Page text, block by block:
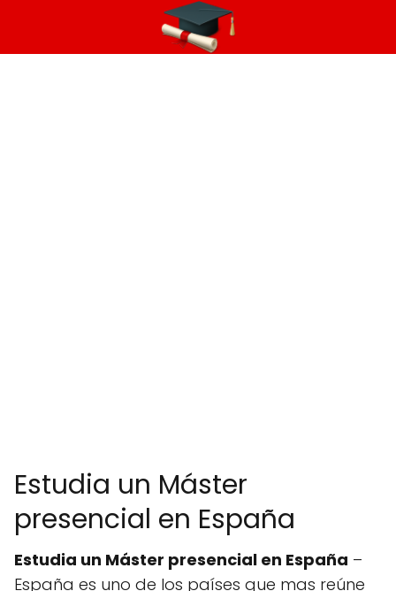
Estudia un Máster
presencial en España
Estudia un Máster presencial en España –
España es uno de los países que mas reúne